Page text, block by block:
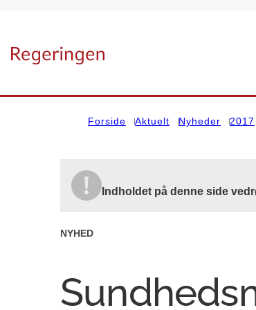
Forside Aktuelt Nyheder 2017
Indholdet på denne side
NYHED